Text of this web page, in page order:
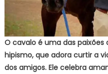
O cavalo é uma das paixões
hipismo, que adora curtir a
dos amigos. Ele celebra